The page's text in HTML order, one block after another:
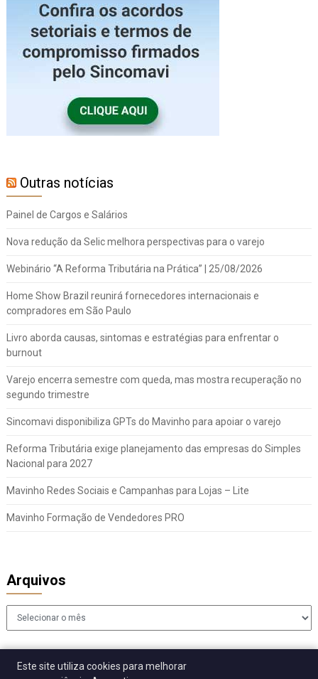
Outras notícias
Painel de Cargos e Salários
Nova redução da Selic melhora perspectivas para o varejo
Webinário “A Reforma Tributária na Prática” | 25/08/2026
Home Show Brazil reunirá fornecedores internacionais e
compradores em São Paulo
Livro aborda causas, sintomas e estratégias para enfrentar o
burnout
Varejo encerra semestre com queda, mas mostra recuperação no
segundo trimestre
Sincomavi disponibiliza GPTs do Mavinho para apoiar o varejo
Reforma Tributária exige planejamento das empresas do Simples
Nacional para 2027
Mavinho Redes Sociais e Campanhas para Lojas – Lite
Mavinho Formação de Vendedores PRO
Arquivos
Arquivos
Este site utiliza cookies para melhorar